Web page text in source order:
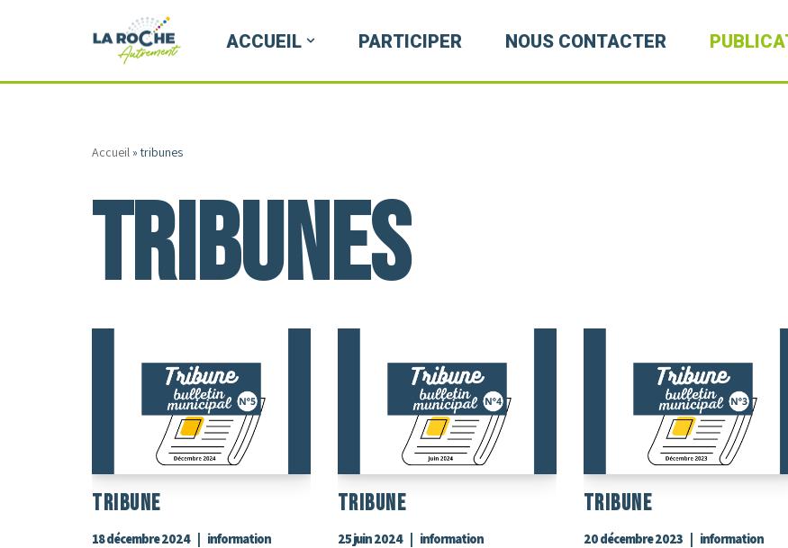
au
ACCUEIL PARTICIPER NOUS CONTACTER
Accueil»tribunes
tribunes
Tribune
18 décembre 2024 information
Tribune
25 juin 2024 information
Tribune
20 décembre 2023 information